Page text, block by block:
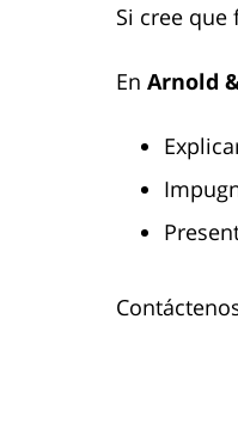
Si cree
En Arnold